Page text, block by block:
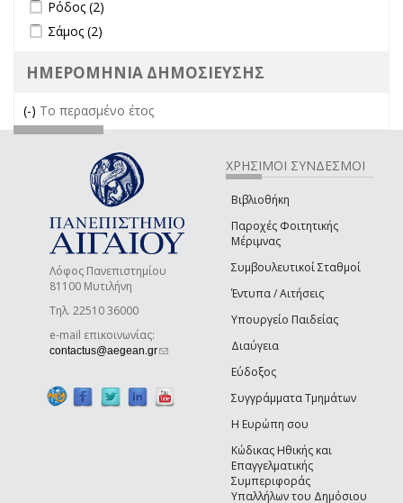
Ρόδος (2)
Apply Σάμος filter
Σάμος (2)
ΗΜΕΡΟΜΗΝΙΑ ΔΗΜΟΣΙΕΥΣΗΣ
(-) Remove Το περασμένο έτος filter
Το περασμένο έτος
Λόφος Πανεπιστημίου
81100 Μυτιλήνη
Τηλ. 22510 36000
e-mail επικοινωνίας:
contactus@aegean.gr(link sends e-mail)
ΧΡΗΣΙΜΟΙ ΣΥΝΔΕΣΜΟΙ
Βιβλιοθήκη
Παροχές Φοιτητικής
Μέριμνας
Συμβουλευτικοί Σταθμοί
Έντυπα / Αιτήσεις
Υπουργείο Παιδείας
Διαύγεια
Εύδοξος
Συγγράμματα Τμημάτων
Η Ευρώπη σου
Κώδικας Ηθικής και
Επαγγελματικής
Συμπεριφοράς
Υπαλλήλων του Δημόσιου